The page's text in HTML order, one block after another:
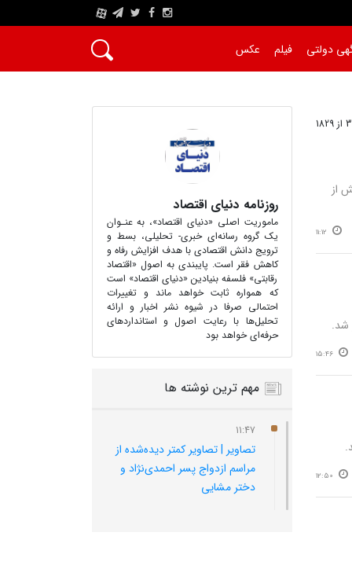
A
دولتی فیلم عکس
از
11:12
شد.
15:46
12:50
روزنامه دنیای اقتصاد
ماموریت اصلی «دنیای اقتصاد»، به ‌عنـوان
یک گروه رسانه‌ای خبری- تحلیلی، بسط و
ترویج دانش اقتصادی با هدف افزایش رفاه و
کاهش فقر است. پایبندی به اصول «اقتصاد
رقابتی» فلسفه بنیادین «دنیای اقتصاد» است
که همواره ثابت خواهد ماند و تغییرات
احتمالی صرفا در شیوه نشر اخبار و ارائه
تحلیل‌ها با رعایت اصول و استانداردهای
حرفه‌ای خواهد بود
مهم ترین نوشته ها
11:47
تصاویر | تصاویر کمتر دیده‌شده از
مراسم ازدواج پسر احمدی‌نژاد و
دختر مشایی